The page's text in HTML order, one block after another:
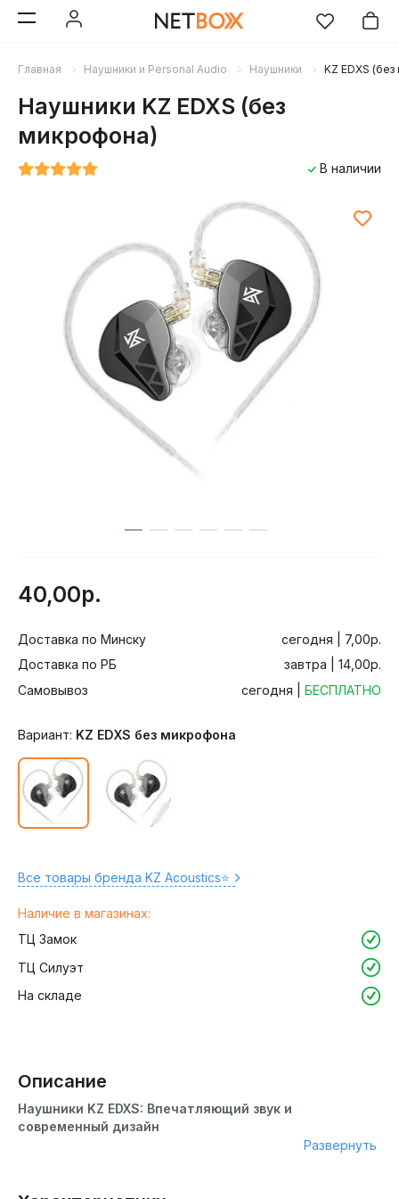
Главная Наушники и Personal Audio Наушники KZ EDXS
Наушники KZ EDXS (без
микрофона)
В наличии
40,00р.
Доставка по Минску
сегодня | 7,00р.
Доставка по РБ
завтра | 14,00р.
Самовывоз
сегодня | БЕСПЛАТНО
Вариант: KZ EDXS без микрофона
Все товары бренда KZ Acoustics⭐️
Наличие в магазинах:
ТЦ Замок
ТЦ Силуэт
На складе
Описание
Наушники KZ EDXS: Впечатляющий звук и
современный дизайн
Развернуть